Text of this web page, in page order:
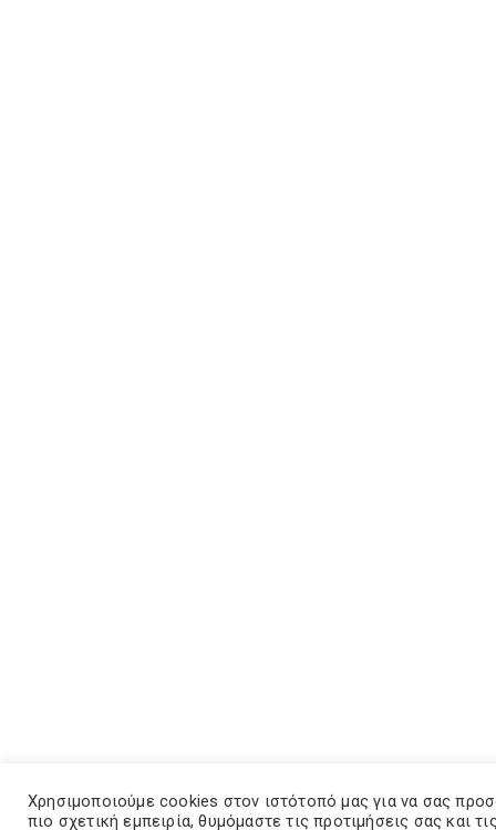
Χρησιμοποιούμε cookies στον ιστότοπό μας για να σας
πιο σχετική εμπειρία, θυμόμαστε τις προτιμήσεις σας και